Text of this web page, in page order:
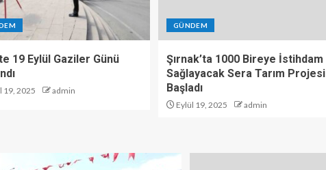
19 Eylül Gaziler Günü
19, 2025 admin
GÜNDEM
Şırnak’ta 1000 Bireye İstihdam
Sağlayacak Sera Tarım Projesi
Başladı
Eylül 19, 2025 admin